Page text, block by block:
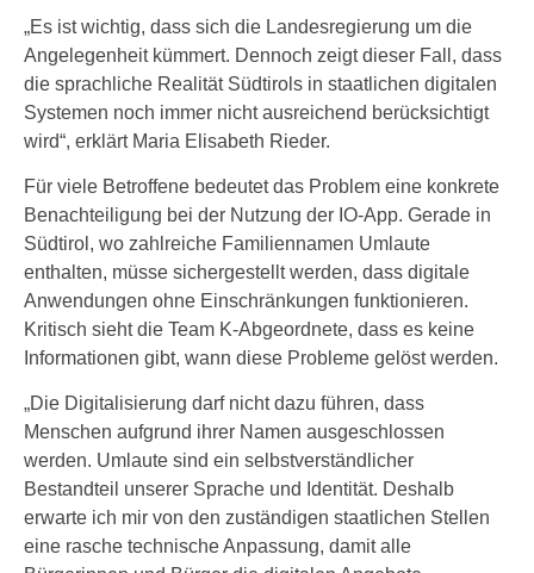
„Es ist wichtig, dass sich die Landesregierung um die
Angelegenheit kümmert. Dennoch zeigt dieser Fall, dass
die sprachliche Realität Südtirols in staatlichen digitalen
Systemen noch immer nicht ausreichend berücksichtigt
wird“, erklärt Maria Elisabeth Rieder.
Für viele Betroffene bedeutet das Problem eine konkrete
Benachteiligung bei der Nutzung der IO-App. Gerade in
Südtirol, wo zahlreiche Familiennamen Umlaute
enthalten, müsse sichergestellt werden, dass digitale
Anwendungen ohne Einschränkungen funktionieren.
Kritisch sieht die Team K-Abgeordnete, dass es keine
Informationen gibt, wann diese Probleme gelöst werden.
„Die Digitalisierung darf nicht dazu führen, dass
Menschen aufgrund ihrer Namen ausgeschlossen
werden. Umlaute sind ein selbstverständlicher
Bestandteil unserer Sprache und Identität. Deshalb
erwarte ich mir von den zuständigen staatlichen Stellen
eine rasche technische Anpassung, damit alle